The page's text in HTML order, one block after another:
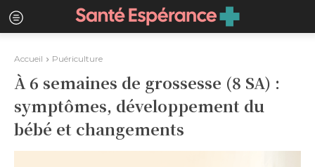
Accueil Puériculture
À 6 semaines de grossesse (8 SA) :
symptômes, développement du
bébé et changements